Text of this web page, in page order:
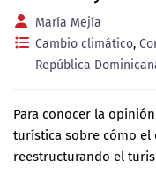
María Mejía
Cambio climático,
República
Para conocer la
turística sobre cómo el
reestructurando el